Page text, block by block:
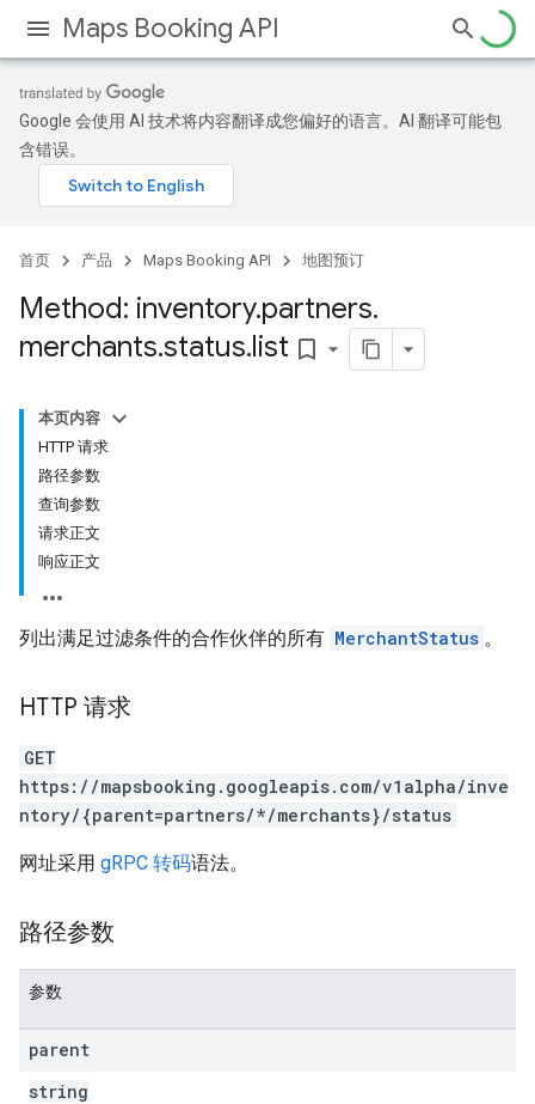
Maps Booking API
Google 会使用 AI 技术将内容翻译成您偏好的语言。AI 翻译可能包
含错误。
首页 产品 Maps Booking API 地图预订
Method: inventory.partners.
merchants.status.list bookmark_border
本页内容
HTTP 请求
路径参数
查询参数
请求正文
响应正文
列出满足过滤条件的合作伙伴的所有 MerchantStatus 。
HTTP 请求
GET
https://mapsbooking.googleapis.com/v1alpha/inve
ntory/{parent=partners/*/merchants}/status
网址采用 gRPC 转码语法。
路径参数
参数
parent
string